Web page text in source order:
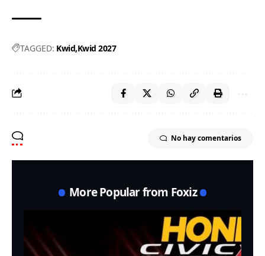
TAGGED: Kwid Kwid 2027
No hay comentarios
More Popular from Foxiz